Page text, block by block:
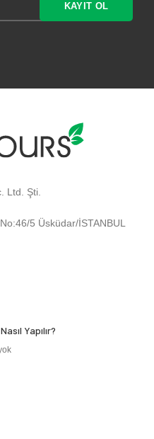
Ltd. Şti.
5 Üsküdar/İSTANBUL
Yapılır?